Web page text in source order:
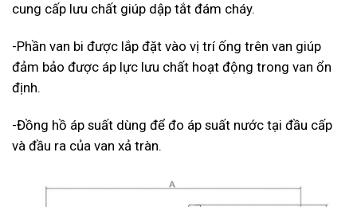
cung cấp lưu chất giúp dập tắt đám cháy.
-Phần van bi được lắp đặt vào vị trí ống trên van giúp
đảm bảo được áp lực lưu chất hoạt động trong van ổn
định.
-Đồng hồ áp suất dùng để đo áp suất nước tại đầu cấp
và đầu ra của van xả tràn.